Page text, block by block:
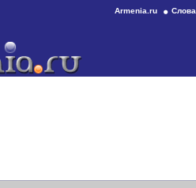
Armenia.ru